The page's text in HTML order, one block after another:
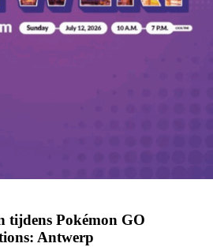
tijdens Pokémon GO
Antwerp